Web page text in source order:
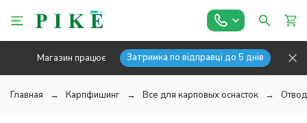
Магазин працює Затримка по відправці до 5 днів
Главная Карпфишинг Все для карповых оснасток